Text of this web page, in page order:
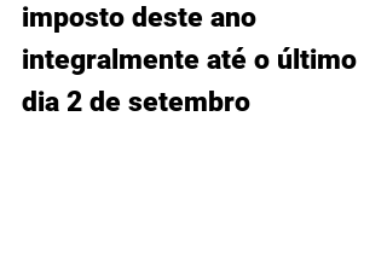
imposto deste ano
integralmente até o último
dia 2 de setembro